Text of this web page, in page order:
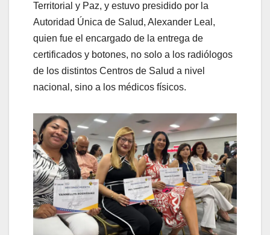
Territorial y Paz, y estuvo presidido por la
Autoridad Única de Salud, Alexander Leal,
quien fue el encargado de la entrega de
certificados y botones, no solo a los radiólogos
de los distintos Centros de Salud a nivel
nacional, sino a los médicos físicos.